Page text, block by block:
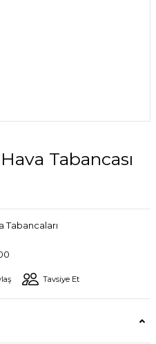
Tabancası
Tabancaları
Tavsiye Et